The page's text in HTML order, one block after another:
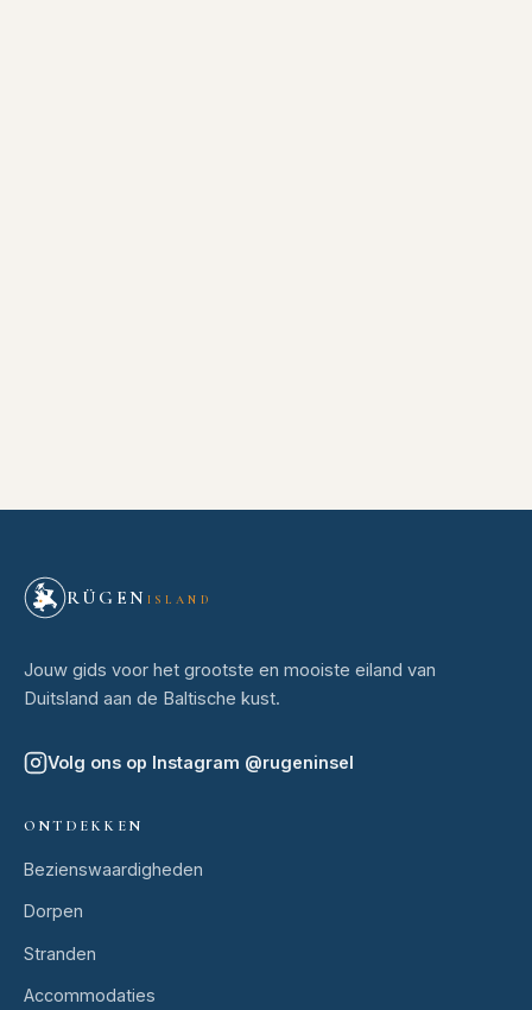
RÜGEN ISLAND
Jouw gids voor het grootste en mooiste eiland van
Duitsland aan de Baltische kust.
Volg ons op Instagram @rugeninsel
ONTDEKKEN
Bezienswaardigheden
Dorpen
Stranden
Accommodaties